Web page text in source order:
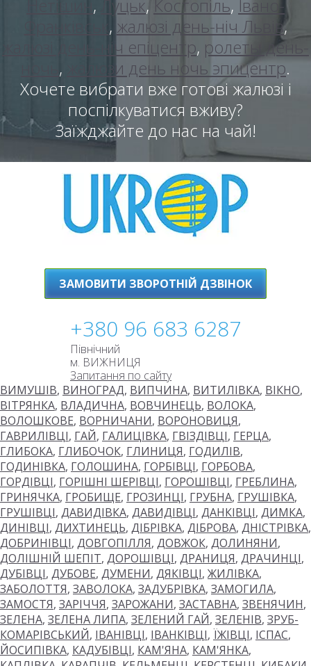
Нетішин , Луцьк, Костопіль, Івано-
, жалюзі день-ніч Львів,
жалюзі день-ніч епіцентр, ролеты день-
, жалюзи день ночь эпицентр.
Хочете вибрати вже готові жалюзі і
поспілкуватися вживу?
Заїжджайте до нас на чай!
ЗАМОВИТИ ЗВОРОТНІЙ ДЗВІНОК
+380 96 683 6287
Північний
м. ВИЖНИЦЯ
Запитання по сайту
ВИМУШІВ, ВИНОГРАД, ВИПЧИНА, ВИТИЛІВКА, ВІКНО,
ВІТРЯНКА, ВЛАДИЧНА, ВОВЧИНЕЦЬ, ВОЛОКА,
ВОЛОШКОВЕ, ВОРНИЧАНИ, ВОРОНОВИЦЯ,
ГАВРИЛІВЦІ, ГАЙ, ГАЛИЦІВКА, ГВІЗДІВЦІ, ГЕРЦА,
ГЛИБОКА, ГЛИБОЧОК, ГЛИНИЦЯ, ГОДИЛІВ,
ГОДИНІВКА, ГОЛОШИНА, ГОРБІВЦІ, ГОРБОВА,
ГОРДІВЦІ, ГОРІШНІ ШЕРІВЦІ, ГОРОШІВЦІ, ГРЕБЛИНА,
ГРИНЯЧКА, ГРОБИЩЕ, ГРОЗИНЦІ, ГРУБНА, ГРУШІВКА,
ГРУШІВЦІ, ДАВИДІВКА, ДАВИДІВЦІ, ДАНКІВЦІ, ДИМКА,
ДИНІВЦІ, ДИХТИНЕЦЬ, ДІБРІВКА, ДІБРОВА, ДНІСТРІВКА,
ДОБРИНІВЦІ, ДОВГОПІЛЛЯ, ДОВЖОК, ДОЛИНЯНИ,
ДОЛІШНІЙ ШЕПІТ, ДОРОШІВЦІ, ДРАНИЦЯ, ДРАЧИНЦІ,
ДУБІВЦІ, ДУБОВЕ, ДУМЕНИ, ДЯКІВЦІ, ЖИЛІВКА,
ЗАБОЛОТТЯ, ЗАВОЛОКА, ЗАДУБРІВКА, ЗАМОГИЛА,
ЗАМОСТЯ, ЗАРІЧЧЯ, ЗАРОЖАНИ, ЗАСТАВНА, ЗВЕНЯЧИН,
ЗЕЛЕНА, ЗЕЛЕНА ЛИПА, ЗЕЛЕНИЙ ГАЙ, ЗЕЛЕНІВ, ЗРУБ-
КОМАРІВСЬКИЙ, ІВАНІВЦІ, ІВАНКІВЦІ, ЇЖІВЦІ, ІСПАС,
ЙОСИПІВКА, КАДУБІВЦІ, КАМ'ЯНА, КАМ'ЯНКА,